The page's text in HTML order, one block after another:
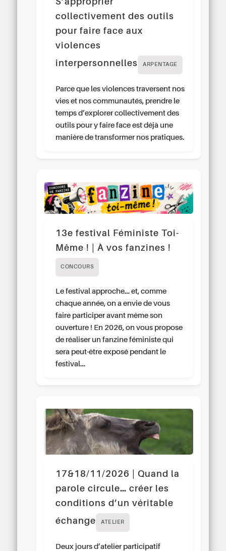
collectivement des outils
pour faire face aux
violences
interpersonnelles
ARPENTAGE
Parce que les violences traversent nos
vies et nos communautés, prendre le
temps d’explorer collectivement des
outils pour y faire face est déjà une
manière de transformer nos pratiques.
13e festival Féministe Toi-
Même ! | À vos fanzines !
CONCOURS
Le festival approche… et, comme
chaque année, on a envie de vous
faire participer avant même son
ouverture ! En 2026, on vous propose
de réaliser un fanzine féministe qui
sera peut-être exposé pendant le
festival…
17&18/11/2026 | Quand la
parole circule… créer les
conditions d’un véritable
échange
ATELIER
Deux jours d’atelier participatif